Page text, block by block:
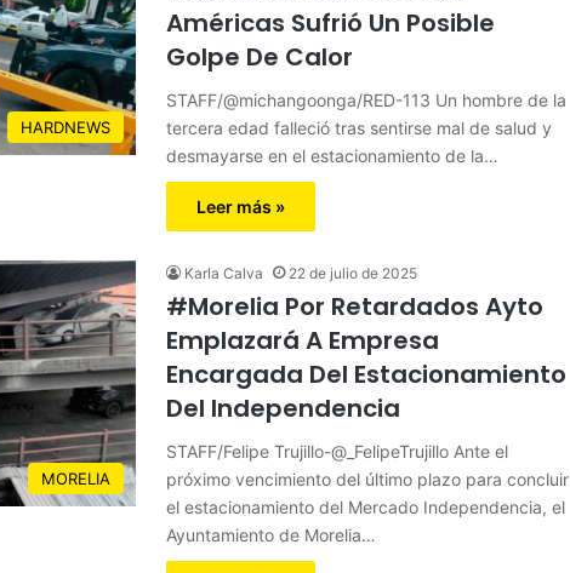
HARDNEWS
Américas Sufrió Un Posible
Golpe De Calor
STAFF/@michangoonga/RED-113 Un hombre de la
tercera edad falleció tras sentirse mal de salud y
desmayarse en el estacionamiento de la…
Leer más »
MORELIA
Karla Calva 22 de julio de 2025
#Morelia Por Retardados Ayto
Emplazará A Empresa
Encargada Del Estacionamiento
Del Independencia
STAFF/Felipe Trujillo-@_FelipeTrujillo Ante el
próximo vencimiento del último plazo para concluir
el estacionamiento del Mercado Independencia, el
Ayuntamiento de Morelia…